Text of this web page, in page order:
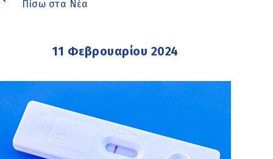
Πίσω στα Νέα
11 Φεβρουαρίου 2024